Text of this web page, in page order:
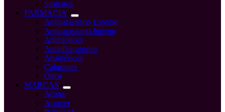
Sustratos
FARMACIA
Antiparasitario Externo
Antiparasitario Interno
Antibióticos
Antinflamatorios
Analgésicos
Calmantes
Otros
MARCAS
Acana
Acomer